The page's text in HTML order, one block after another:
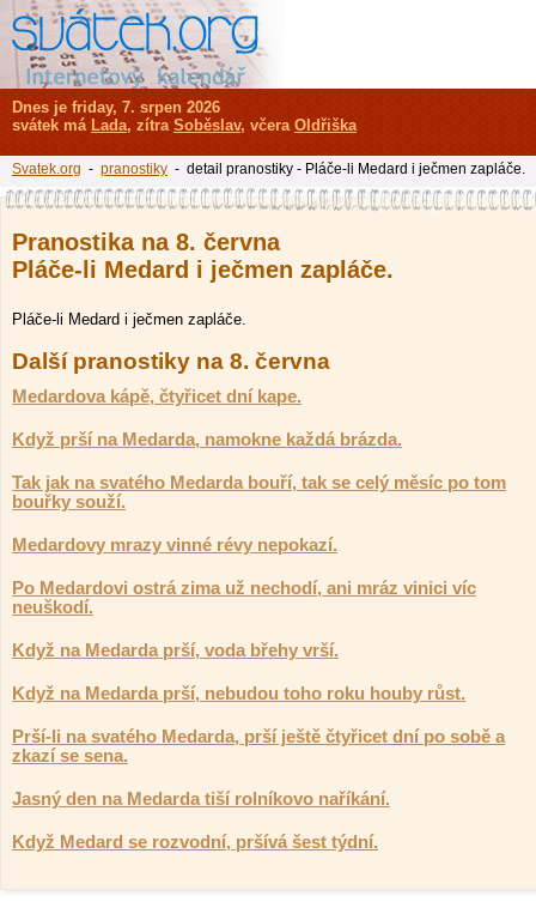
Pranostika na 8. června
Pláče-li Medard i ječmen zapláče.
Pláče-li Medard i ječmen zapláče.
Další pranostiky na 8. června
Medardova kápě, čtyřicet dní kape.
Když prší na Medarda, namokne každá brázda.
Tak jak na svatého Medarda bouří, tak se celý měsíc po tom
bouřky souží.
Medardovy mrazy vinné révy nepokazí.
Po Medardovi ostrá zima už nechodí, ani mráz vinici víc
neuškodí.
Když na Medarda prší, voda břehy vrší.
Když na Medarda prší, nebudou toho roku houby růst.
Prší-li na svatého Medarda, prší ještě čtyřicet dní po sobě a
zkazí se sena.
Jasný den na Medarda tiší rolníkovo naříkání.
Když Medard se rozvodní, pršívá šest týdní.
Dnes je friday, 7. srpen 2026
svátek má Lada, zítra Soběslav, včera Oldřiška
Svatek.org - pranostiky - detail pranostiky - Pláče-li Medard i ječmen zapláče.